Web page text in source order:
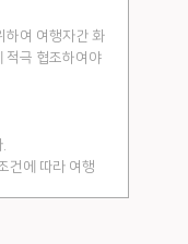
하여 여행자간 화
적극 협조하여야
건에 따라 여행